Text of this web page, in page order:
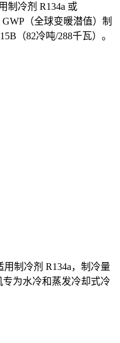
制冷剂 R134a 或
（全球变暖潜值）制
（82冷吨/288千瓦）。
制冷剂 R134a，制冷量
专为水冷和蒸发冷却式冷